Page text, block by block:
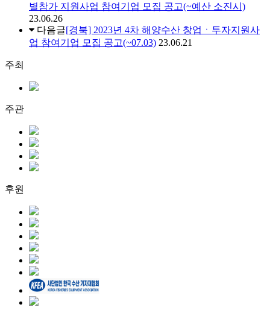
별참가 지원사업 참여기업 모집 공고(~예산 소진시)
23.06.26
다음글[경북] 2023년 4차 해양수산 창업ㆍ투자지원사
업 참여기업 모집 공고(~07.03) 23.06.21
주최
주관
후원